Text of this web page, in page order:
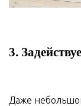
3.
Даже